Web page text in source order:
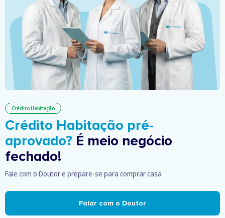
Crédito Habitação
Crédito Habitação pré-
aprovado? É meio negócio
fechado!
Fale com o Doutor e prepare-se para comprar casa
Falar com o Doutor